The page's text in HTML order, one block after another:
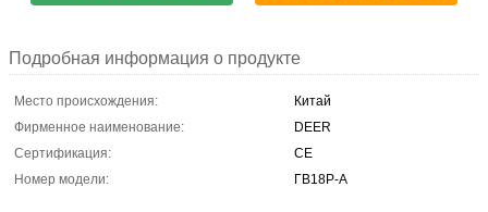
Подробная информация о продукте
Место происхождения:
Китай
Фирменное наименование:
DEER
Сертификация:
CE
Номер модели:
ГВ18Р-А